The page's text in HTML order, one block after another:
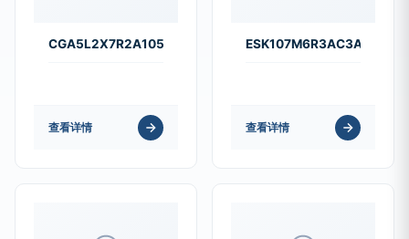
CGA5L2X7R2A105K160AE
查看详情
ESK107M6R3AC3AA
查看详情